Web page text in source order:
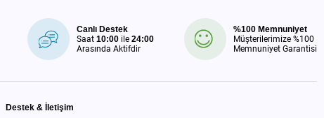
Canlı Destek
Saat10:00 ile24:00
Arasında Aktifdir
%100 Memnuniyet
Müşterilerimize %100
Memnuniyet Garantisi
Destek & İletişim